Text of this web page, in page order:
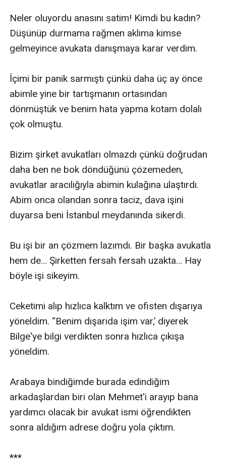
Neler oluyordu anasını satim! Kimdi bu kadın?
Düşünüp durmama rağmen aklıma kimse
gelmeyince avukata danışmaya karar verdim.
İçimi bir panik sarmıştı çünkü daha üç ay önce
abimle yine bir tartışmanın ortasından
dönmüştük ve benim hata yapma kotam dolalı
çok olmuştu.
Bizim şirket avukatları olmazdı çünkü doğrudan
daha ben ne bok döndüğünü çözemeden,
avukatlar aracılığıyla abimin kulağına ulaştırdı.
Abim onca olandan sonra taciz, dava işini
duyarsa beni İstanbul meydanında sikerdi.
Bu işi bir an çözmem lazımdı. Bir başka avukatla
hem de… Şirketten fersah fersah uzakta… Hay
böyle işi sikeyim.
Ceketimi alıp hızlıca kalktım ve ofisten dışarıya
yöneldim. “Benim dışarıda işim var,’ diyerek
Bilge'ye bilgi verdikten sonra hızlıca çıkışa
yöneldim.
Arabaya bindiğimde burada edindiğim
arkadaşlardan biri olan Mehmet'i arayıp bana
yardımcı olacak bir avukat ismi öğrendikten
sonra aldığım adrese doğru yola çıktım.
***